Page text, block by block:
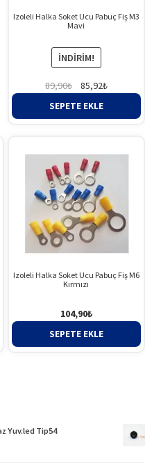
Izoleli Halka Soket Ucu Pabuç Fiş M3
Mavi
İNDIRIM!
89,90₺
Orijinal
fiyat:
85,92₺Şu
SEPETE EKLE
Izoleli Halka Soket Ucu Pabuç Fiş M6
Kırmızı
104,90₺
SEPETE EKLE
Yuv.led Tip54